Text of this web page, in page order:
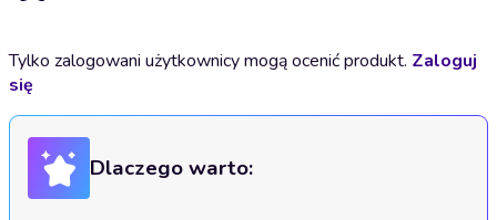
Tylko zalogowani użytkownicy mogą ocenić produkt. Zaloguj
się
Dlaczego warto: